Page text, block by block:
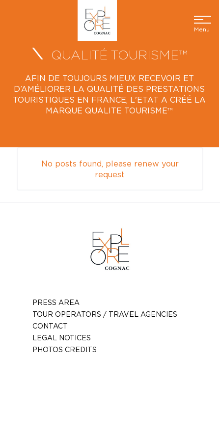
Menu
QUALITÉ TOURISME™
AFIN DE TOUJOURS MIEUX RECEVOIR ET
D’AMÉLIORER LA QUALITÉ DES PRESTATIONS
TOURISTIQUES EN FRANCE, L'ETAT A CRÉÉ LA
MARQUE QUALITE TOURISME™
No posts found, please renew your
request
PRESS AREA
TOUR OPERATORS / TRAVEL AGENCIES
CONTACT
LEGAL NOTICES
PHOTOS CREDITS